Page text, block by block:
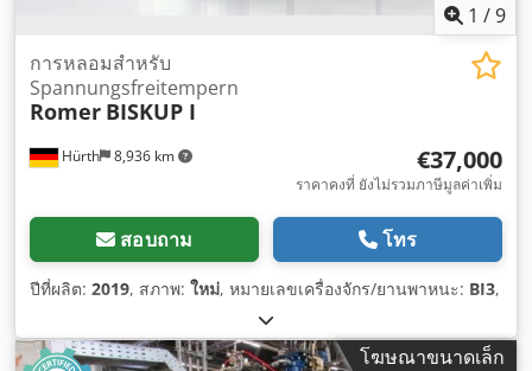
1 /9
Hürth 8,936 km
การหลอมสำหรับ
Spannungsfreitempern
Romer BISKUP I
€37,000
ราคาคงที่ ยังไม่รวมภาษีมูลค่าเพิ่ม
สอบถาม โทร
ปีที่ผลิต: 2019, สภาพ: ใหม่, หมายเลขเครื่องจักร/ยานพาหนะ: BI3,
โฆษณาขนาดเล็ก